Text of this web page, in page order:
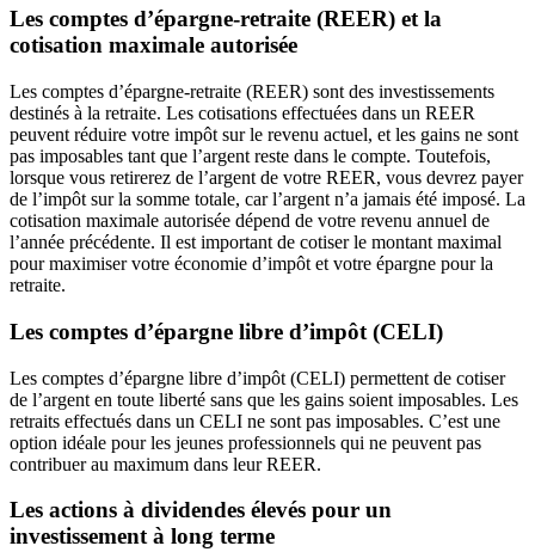
Les comptes d’épargne-retraite (REER) et la
cotisation maximale autorisée
Les comptes d’épargne-retraite (REER) sont des investissements
destinés à la retraite. Les cotisations effectuées dans un REER
peuvent réduire votre impôt sur le revenu actuel, et les gains ne sont
pas imposables tant que l’argent reste dans le compte. Toutefois,
lorsque vous retirerez de l’argent de votre REER, vous devrez payer
de l’impôt sur la somme totale, car l’argent n’a jamais été imposé. La
cotisation maximale autorisée dépend de votre revenu annuel de
l’année précédente. Il est important de cotiser le montant maximal
pour maximiser votre économie d’impôt et votre épargne pour la
retraite.
Les comptes d’épargne libre d’impôt (CELI)
Les comptes d’épargne libre d’impôt (CELI) permettent de cotiser
de l’argent en toute liberté sans que les gains soient imposables. Les
retraits effectués dans un CELI ne sont pas imposables. C’est une
option idéale pour les jeunes professionnels qui ne peuvent pas
contribuer au maximum dans leur REER.
Les actions à dividendes élevés pour un
investissement à long terme